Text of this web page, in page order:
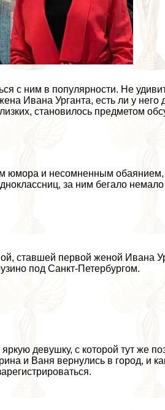
с ним в популярности. Не
Ивана Урганта, есть ли у него
становилось предметом
юмора и несомненным обаянием,
за ним бегало
ставшей первой женой Ивана
под Санкт-Петербургом.
дeвyшку, с которой тут же
и Ваня вернулись в город, и